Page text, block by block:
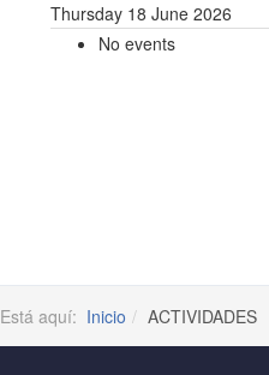
Thursday 18 June 2026
No events
Está aquí: Inicio ACTIVIDADES